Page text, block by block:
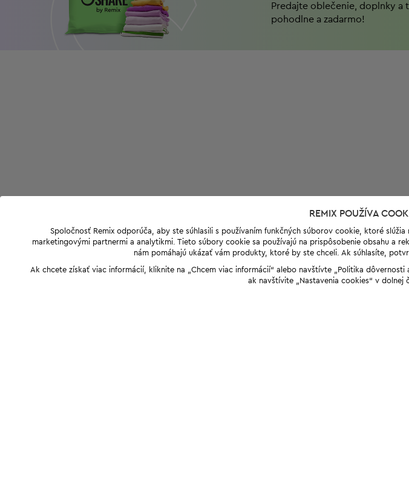
Predajte oblečenie, doplnky a
pohodlnе a zadarmo!
REMIX POUŽÍVA
Spoločnosť Remix odporúča, aby ste súhlasili s používaním funkčných súborov cookie, ktoré
marketingovými partnermi a analytikmi. Tieto súbory cookie sa používajú na prispôsobenie obsahu a
nám pomáhajú ukázať vám produkty, ktoré by ste chceli. Ak súhlasíte,
Ak chcete získať viac informácií, kliknite na „Chcem viac informácií“ alebo navštívte „Politika
ak navštívite „Nastavenia cookies“ v dolnej